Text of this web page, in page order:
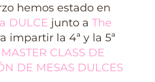
hemos estado en
DULCE junto a The
impartir la 4ª y la 5ª
MASTER CLASS DE
DE MESAS DULCES